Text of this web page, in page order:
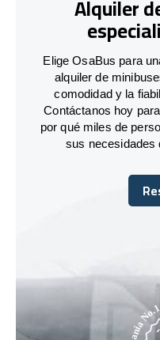
Alquiler
Elige OsaBus para
alquiler de
comodidad y la
Contáctanos hoy
por qué miles de
sus necesidades